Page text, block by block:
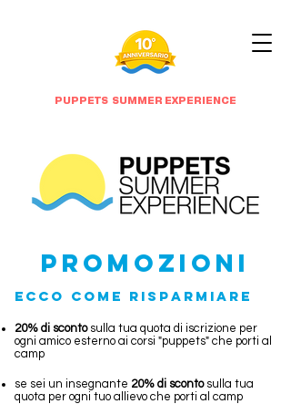
PUPPETS SUMMER EXPERIENCE
Promozioni
ECCO COME RISPARMIARE
20% di scontosulla tua quota di iscrizione per
ogni amico esterno ai corsi "puppets" che porti al
camp
se sei un insegnante 20% di scontosulla tua
quota per ogni tuo allievo che porti al camp